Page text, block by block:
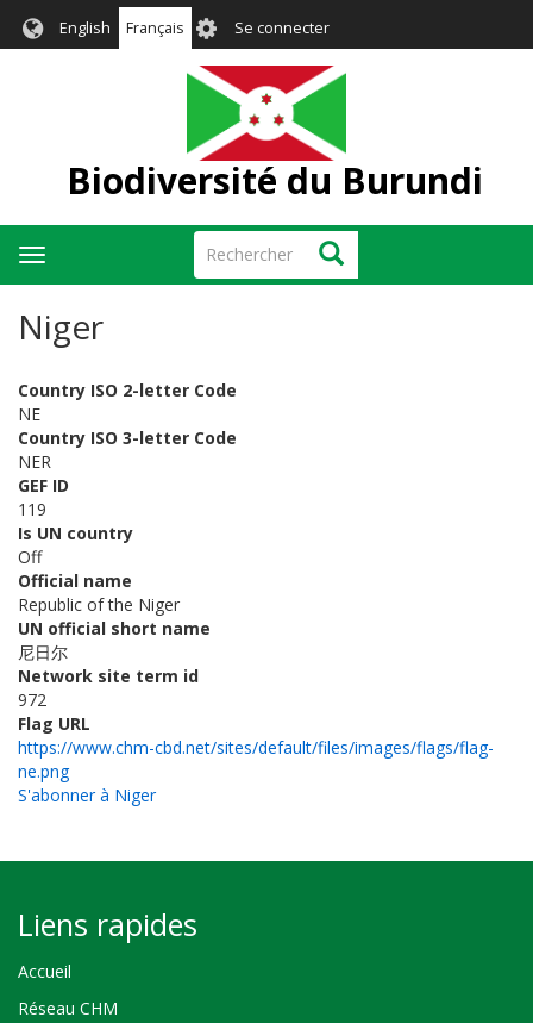
English Français User
account
menu
Se connecter
Biodiversité du Burundi
Rechercher Rechercher
Toggle
navigation
Niger
Country ISO 2-letter Code
NE
Country ISO 3-letter Code
NER
GEF ID
119
Is UN country
Off
Official name
Republic of the Niger
UN official short name
尼日尔
Network site term id
972
Flag URL
https://www.chm-cbd.net/sites/default/files/images/flags/flag-
ne.png
S'abonner à Niger
Liens rapides
Accueil
Réseau CHM